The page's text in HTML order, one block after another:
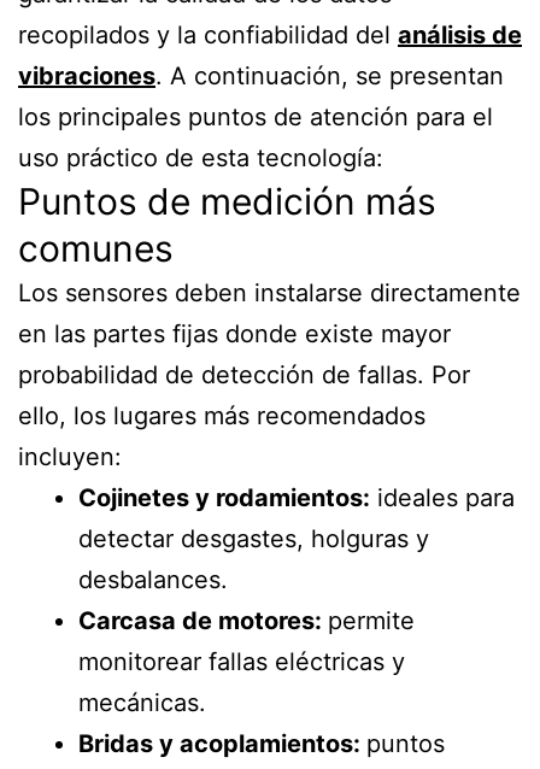
recopilados y la confiabilidad del análisis de
vibraciones. A continuación, se presentan
los principales puntos de atención para el
uso práctico de esta tecnología:
Puntos de medición más
comunes
Los sensores deben instalarse directamente
en las partes fijas donde existe mayor
probabilidad de detección de fallas. Por
ello, los lugares más recomendados
incluyen:
Cojinetes y rodamientos: ideales para
detectar desgastes, holguras y
desbalances.
Carcasa de motores: permite
monitorear fallas eléctricas y
mecánicas.
Bridas y acoplamientos: puntos